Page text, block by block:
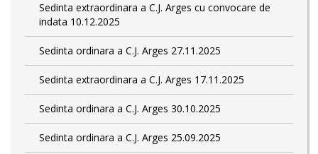
Sedinta extraordinara a C.J. Arges cu convocare de
indata 10.12.2025
Sedinta ordinara a C.J. Arges 27.11.2025
Sedinta extraordinara a C.J. Arges 17.11.2025
Sedinta ordinara a C.J. Arges 30.10.2025
Sedinta ordinara a C.J. Arges 25.09.2025